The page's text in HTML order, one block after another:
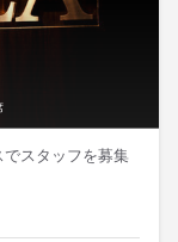
でスタッフを募集